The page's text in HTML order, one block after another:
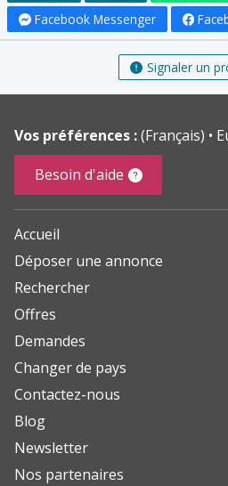
Facebook Messenger
Signaler un
Vos préférences :(Français)
Besoin d'aide
Accueil
Déposer une annonce
Rechercher
Offres
Demandes
Changer de pays
Contactez-nous
Blog
Newsletter
Nos partenaires